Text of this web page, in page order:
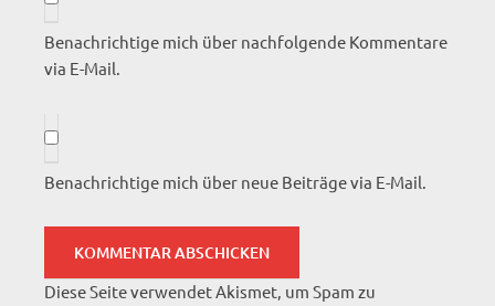
Benachrichtige mich über nachfolgende Kommentare
via E-Mail.
Benachrichtige mich über neue Beiträge via E-Mail.
Diese Seite verwendet Akismet, um Spam zu